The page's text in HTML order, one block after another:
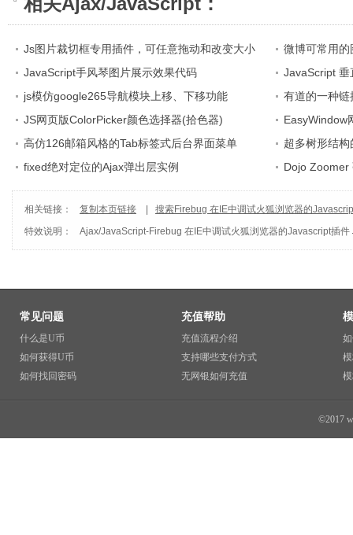
Js图片裁切框专用插件，可任意拖动和改变大小
微博可常用
JavaScript手风琴图片展示效果代码
JavaScript 垂
js模仿google265导航模块上移、下移功能
有道的一种
JS网页版ColorPicker颜色选择器(拾色器)
EasyWindow
高仿126邮箱风格的Tab标签式后台界面菜单
超多树形结
fixed绝对定位的Ajax弹出层实例
Dojo Zoomer
相关链接： 复制本页链接
搜索Firebug 在IE中调试火狐浏览器的
特效说明：
Ajax/JavaScript-Firebug 在IE中调试火狐浏览器的Javascript插件
常见问题
什么是U币
如何获得U币
如何找回密码
充值帮助
充值流程介绍
支持哪些支付方式
无网银如何充值
©2017